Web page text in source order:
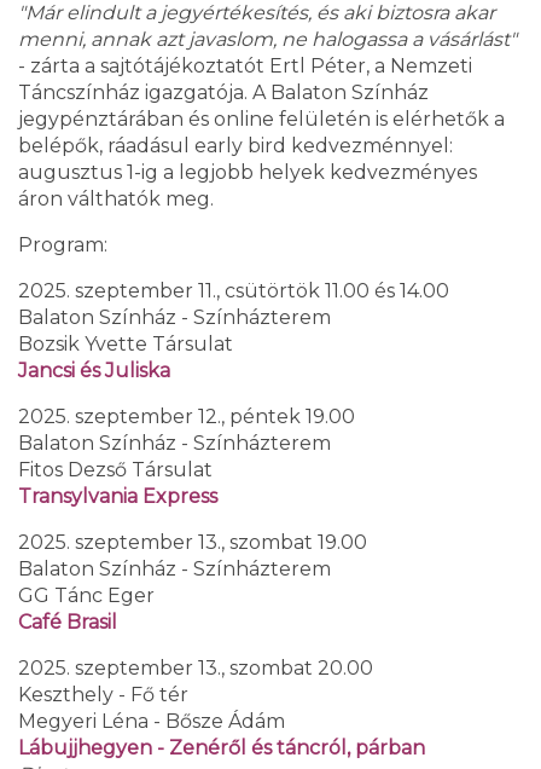
"Már elindult a jegyértékesítés, és aki biztosra akar
menni, annak azt javaslom, ne halogassa a vásárlást"
- zárta a sajtótájékoztatót Ertl Péter, a Nemzeti
Táncszínház igazgatója. A Balaton Színház
jegypénztárában és online felületén is elérhetők a
belépők, ráadásul early bird kedvezménnyel:
augusztus 1-ig a legjobb helyek kedvezményes
áron válthatók meg.
Program:
2025. szeptember 11., csütörtök 11.00 és 14.00
Balaton Színház - Színházterem
Bozsik Yvette Társulat
Jancsi és Juliska
2025. szeptember 12., péntek 19.00
Balaton Színház - Színházterem
Fitos Dezső Társulat
Transylvania Express
2025. szeptember 13., szombat 19.00
Balaton Színház - Színházterem
GG Tánc Eger
Café Brasil
2025. szeptember 13., szombat 20.00
Keszthely - Fő tér
Megyeri Léna - Bősze Ádám
Lábujjhegyen - Zenéről és táncról, párban